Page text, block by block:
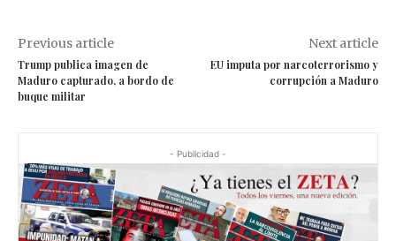
Previous article
Trump publica imagen de
Maduro capturado, a bordo de
buque militar
Next article
EU imputa por narcoterrorismo y
corrupción a Maduro
- Publicidad -